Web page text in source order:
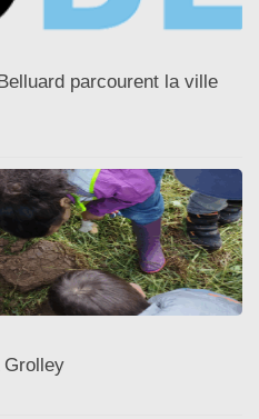
parcourent la ville
Grolley